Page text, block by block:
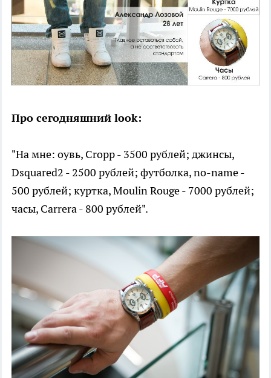
Про сегодняшний look:
"На мне: оувь, Cropp - 3500 рублей; джинсы,
Dsquared2 - 2500 рублей; футболка, no-name -
500 рублей; куртка, Moulin Rouge - 7000 рублей;
часы, Carrera - 800 рублей".